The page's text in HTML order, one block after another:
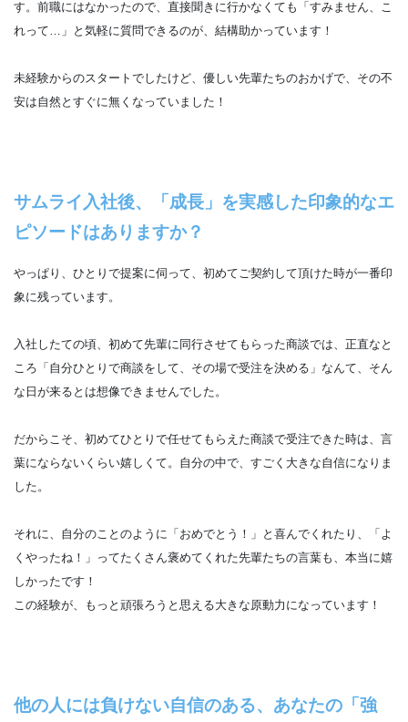
す。前職にはなかったので、直接聞きに行かなくても「すみません、こ
れって…」と気軽に質問できるのが、結構助かっています！
未経験からのスタートでしたけど、優しい先輩たちのおかげで、その不
安は自然とすぐに無くなっていました！
サムライ入社後、「成長」を実感した印象的なエ
ピソードはありますか？
やっぱり、ひとりで提案に伺って、初めてご契約して頂けた時が一番印
象に残っています。
入社したての頃、初めて先輩に同行させてもらった商談では、正直なと
ころ「自分ひとりで商談をして、その場で受注を決める」なんて、そん
な日が来るとは想像できませんでした。
だからこそ、初めてひとりで任せてもらえた商談で受注できた時は、言
葉にならないくらい嬉しくて。自分の中で、すごく大きな自信になりま
した。
それに、自分のことのように「おめでとう！」と喜んでくれたり、「よ
くやったね！」ってたくさん褒めてくれた先輩たちの言葉も、本当に嬉
しかったです！
この経験が、もっと頑張ろうと思える大きな原動力になっています！
他の人には負けない自信のある、あなたの「強